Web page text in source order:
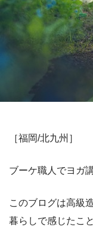
［福岡/北九州］
ブーケ職人でヨガ
このブログは高級
暮らしで感じたこ